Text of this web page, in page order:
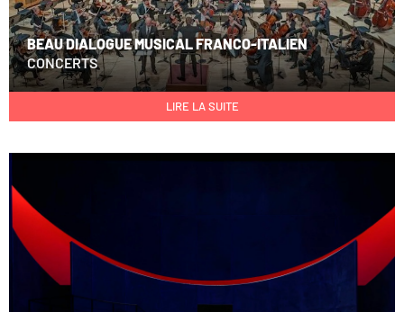
BEAU DIALOGUE MUSICAL FRANCO-ITALIEN
CONCERTS
LIRE LA SUITE